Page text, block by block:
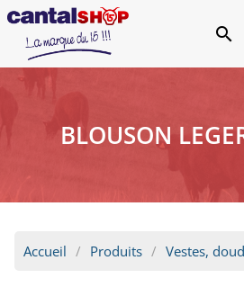
search
BLOUSON
Accueil Produits Vestes,